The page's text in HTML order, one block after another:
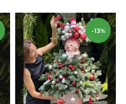
LỌC
(145)
-13%